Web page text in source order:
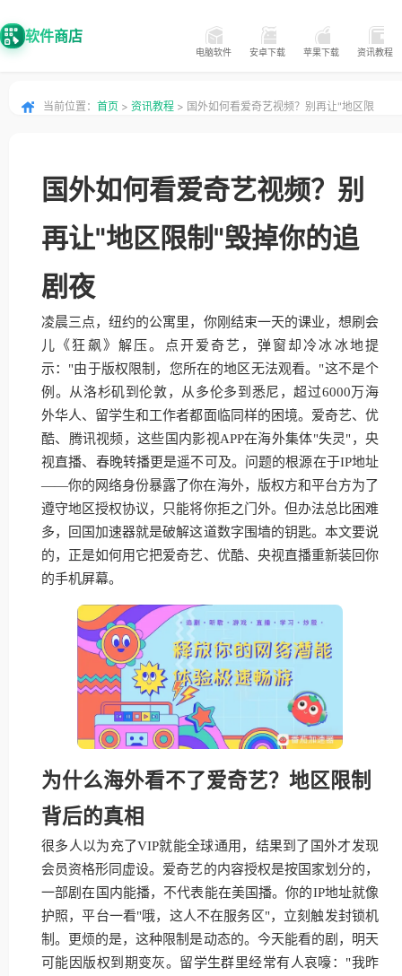
软件商店
电脑软件 安卓下载 苹果下载 资讯教程
当前位置： 首页 > 资讯教程 > 国外如何看爱奇艺视频？别再让"地区限
国外如何看爱奇艺视频？别
再让"地区限制"毁掉你的追
剧夜
凌晨三点，纽约的公寓里，你刚结束一天的课业，想刷会
儿《狂飙》解压。点开爱奇艺，弹窗却冷冰冰地提
示："由于版权限制，您所在的地区无法观看。"这不是个
例。从洛杉矶到伦敦，从多伦多到悉尼，超过6000万海
外华人、留学生和工作者都面临同样的困境。爱奇艺、优
酷、腾讯视频，这些国内影视APP在海外集体"失灵"，央
视直播、春晚转播更是遥不可及。问题的根源在于IP地址
——你的网络身份暴露了你在海外，版权方和平台方为了
遵守地区授权协议，只能将你拒之门外。但办法总比困难
多，回国加速器就是破解这道数字围墙的钥匙。本文要说
的，正是如何用它把爱奇艺、优酷、央视直播重新装回你
的手机屏幕。
为什么海外看不了爱奇艺？地区限制
背后的真相
很多人以为充了VIP就能全球通用，结果到了国外才发现
会员资格形同虚设。爱奇艺的内容授权是按国家划分的，
一部剧在国内能播，不代表能在美国播。你的IP地址就像
护照，平台一看"哦，这人不在服务区"，立刻触发封锁机
制。更烦的是，这种限制是动态的。今天能看的剧，明天
可能因版权到期变灰。留学生群里经常有人哀嚎："我昨